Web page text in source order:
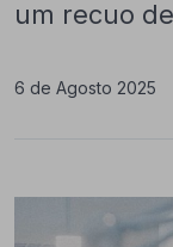
um recuo
6 de Agosto 2025